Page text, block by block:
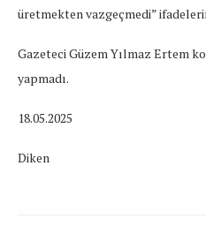
üretmekten vazgeçmedi”
Gazeteci Güzem Yılmaz Ertem
yapmadı.
18.05.2025
Diken